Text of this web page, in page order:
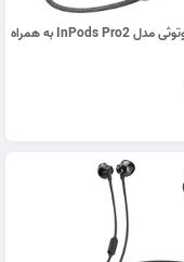
هدفون بلوتوثی مدل InPods Pro2 به همراه